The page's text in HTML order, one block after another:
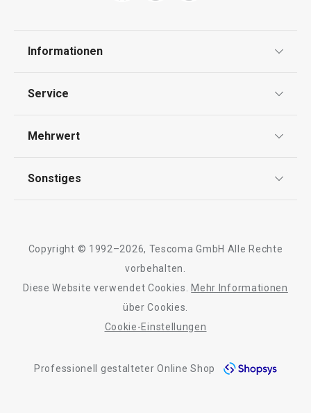
Kühlschrankmatte 4FOOD
47 x 30 cm
Warenkorb
Elastischer
Warenkorb
Informationen
Impressum
Service
Kontaktformular
Mehrwert
Qualität
Sonstiges
Barrierefreiheit
Copyright © 1992–2026, Tescoma GmbH Alle Rechte
vorbehalten.
Diese Website verwendet Cookies.
Mehr Informationen
über Cookies.
Cookie-Einstellungen
Professionell gestalteter Online Shop